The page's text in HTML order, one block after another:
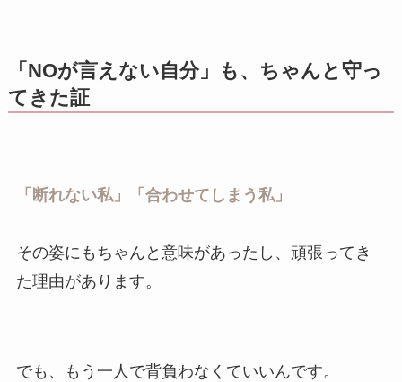
「NOが言えない自分」も、ちゃんと守っ
てきた証
「断れない私」「合わせてしまう私」
その姿にもちゃんと意味があったし、頑張ってき
た理由があります。
でも、もう一人で背負わなくていいんです。